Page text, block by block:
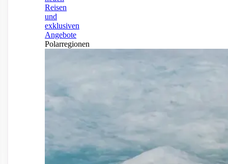
Reisen
und
exklusiven
Angebote
Polarregionen